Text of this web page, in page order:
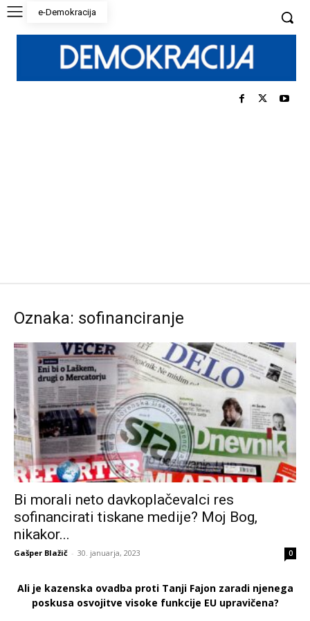
e-Demokracija
Oznaka: sofinanciranje
Bi morali neto davkoplačevalci res
sofinancirati tiskane medije? Moj Bog,
nikakor...
Gašper Blažič - 30. januarja, 2023 0
Ali je kazenska ovadba proti Tanji Fajon zaradi njenega
poskusa osvojitve visoke funkcije EU upravičena?